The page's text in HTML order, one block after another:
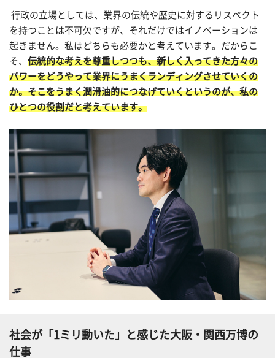
行政の立場としては、業界の伝統や歴史に対するリスペクト
を持つことは不可欠ですが、それだけではイノベーションは
起きません。私はどちらも必要かと考えています。だからこ
そ、 伝統的な考えを尊重しつつも、新しく入ってきた方々の
パワーをどうやって業界にうまくランディングさせていくの
か。そこをうまく潤滑油的につなげていくというのが、私の
ひとつの役割だと考えています。
社会が「1ミリ動いた」と感じた大阪・関西万博の
仕事